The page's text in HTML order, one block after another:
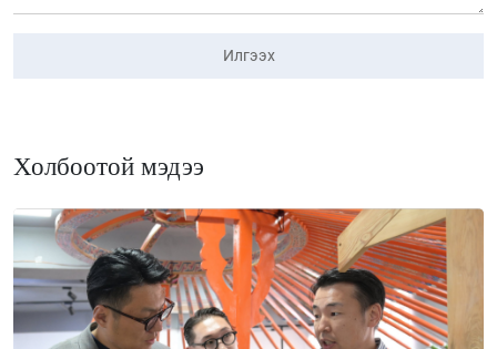
Илгээх
Холбоотой мэдээ